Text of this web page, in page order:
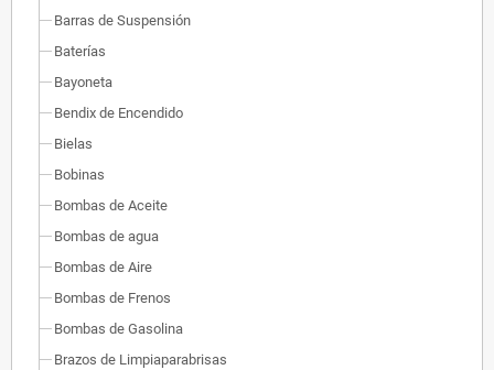
Barras de Suspensión
Baterías
Bayoneta
Bendix de Encendido
Bielas
Bobinas
Bombas de Aceite
Bombas de agua
Bombas de Aire
Bombas de Frenos
Bombas de Gasolina
Brazos de Limpiaparabrisas